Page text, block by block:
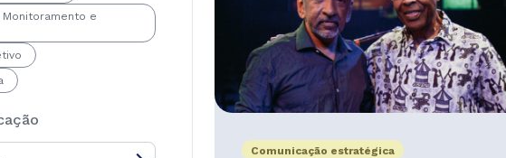
Monitoramento e
Comunicação estratégica